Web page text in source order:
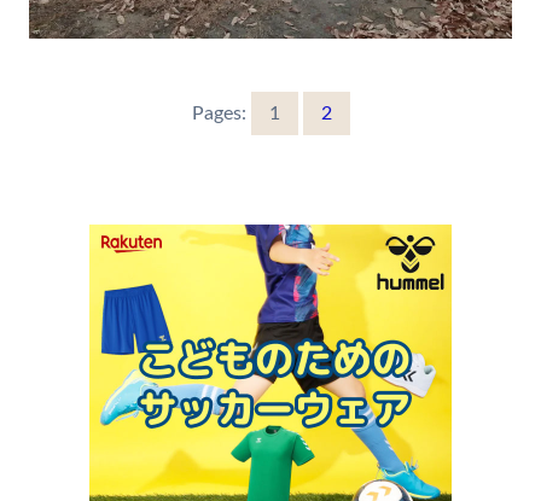
Pages: 1 2